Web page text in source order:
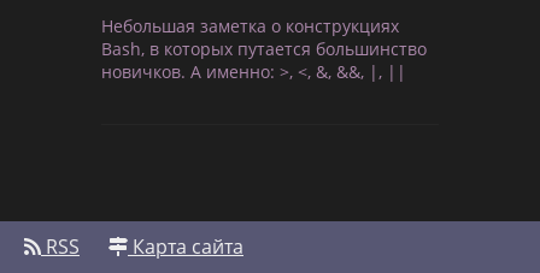
Небольшая заметка о конструкциях
Bash, в которых путается большинство
новичков. А именно: >, <, &, &&, |, ||
RSS
Карта сайта